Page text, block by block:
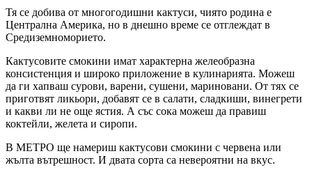
Тя се добива от многогодишни кактуси, чиято родина е
Централна Америка, но в днешно време се отглеждат в
Средиземноморието.
Кактусовите смокини имат характерна желеобразна
консистенция и широко приложение в кулинарията. Можеш
да ги хапваш сурови, варени, сушени, мариновани. От тях се
приготвят ликьори, добавят се в салати, сладкиши, винегрети
и какви ли не още ястия. А със сока можеш да правиш
коктейли, желета и сиропи.
В МЕТРО ще намериш кактусови смокини с червена или
жълта вътрешност. И двата сорта са невероятни на вкус.